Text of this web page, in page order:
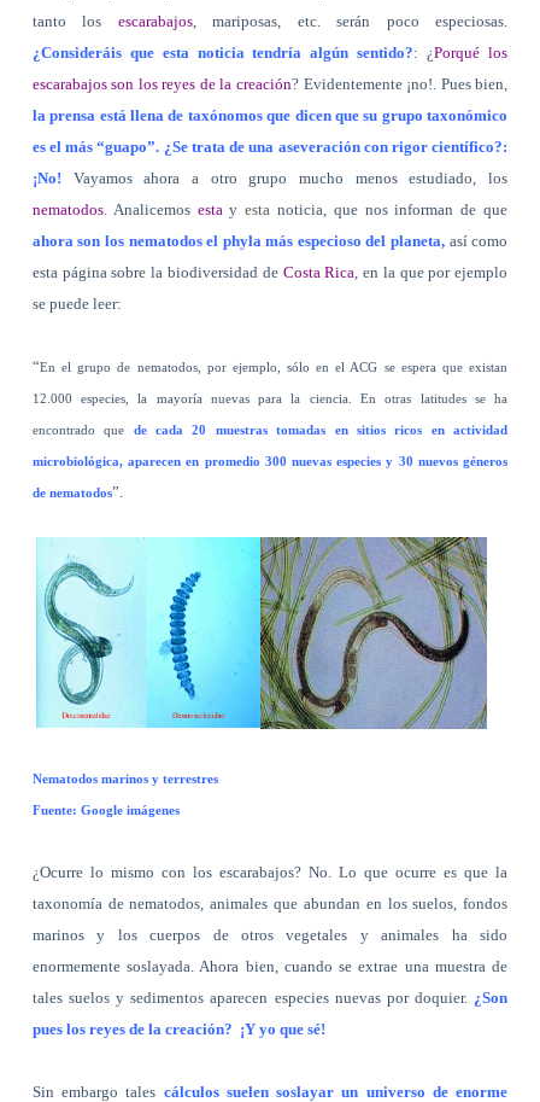
tanto los escarabajos, mariposas, etc. serán poco especiosas.
¿Consideráis que esta noticia tendría algún sentido?: ¿Porqué los
escarabajos son los reyes de la creación? Evidentemente ¡no!. Pues bien,
la prensa está llena de taxónomos que dicen que su grupo taxonómico
es el más “guapo”. ¿Se trata de una aseveración con rigor científico?:
¡No! Vayamos ahora a otro grupo mucho menos estudiado, los
nematodos. Analicemos esta yesta noticia, que nos informan de que
ahora son los nematodos el phyla más especioso del planeta, así como
esta página sobre la biodiversidad de Costa Rica , en la que por ejemplo
se puede leer:
“En el grupo de nematodos, por ejemplo, sólo en el ACG se espera que existan
12.000 especies, la mayoría nuevas para la ciencia. En otras latitudes se ha
encontrado que de cada 20 muestras tomadas en sitios ricos en actividad
microbiológica, aparecen en promedio 300 nuevas especies y 30 nuevos géneros
de nematodos”.
Nematodos marinos y terrestres
Fuente: Google imágenes
¿Ocurre lo mismo con los escarabajos? No. Lo que ocurre es que la
taxonomía de nematodos, animales que abundan en los suelos, fondos
marinos y los cuerpos de otros vegetales y animales ha sido
enormemente soslayada. Ahora bien, cuando se extrae una muestra de
tales suelos y sedimentos aparecen especies nuevas por doquier. ¿Son
pues los reyes de la creación? ¡Y yo que sé!
Sin embargo tales cálculos suelen soslayar un universo de enorme